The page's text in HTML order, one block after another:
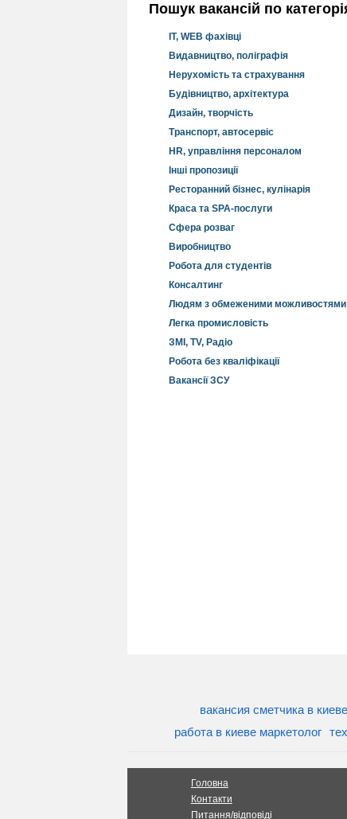
Пошук вакансій по
IT, WEB фахівці
Видавництво, поліграфія
Нерухомість та страхування
Будівництво, архітектура
Дизайн, творчість
Транспорт, автосервіс
HR, управління персоналом
Інші пропозиції
Ресторанний бізнес, кулінарія
Краса та SPA-послуги
Сфера розваг
Виробництво
Робота для студентів
Консалтинг
Людям з обмеженими можливостями
Легка промисловість
ЗМІ, TV, Радіо
Робота без кваліфікації
Вакансії ЗСУ
вакансия сметчика в киеве
работа в киеве маркетолог
Головна
Контакти
Питання/відповіді